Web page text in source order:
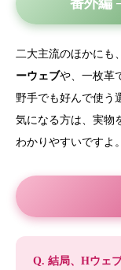
二大主流のほかにも
ーウェブや、一枚革
野手でも好んで使う
気になる方は、実物
わかりやすいですよ。
Q. 結局、Hウェ